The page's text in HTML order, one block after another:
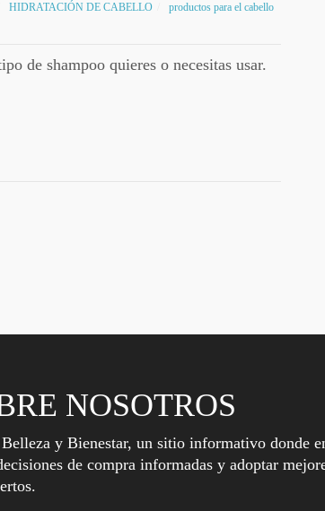
HIDRATACIÓN DE CABELLO
productos para el cabello
de shampoo quieres o necesitas usar.
NOSOTROS
y Bienestar, un sitio informativo donde
de compra informadas y adoptar